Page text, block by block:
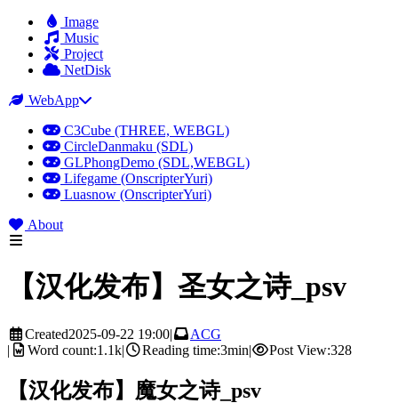
Image
Music
Project
NetDisk
WebApp
C3Cube (THREE, WEBGL)
CircleDanmaku (SDL)
GLPhongDemo (SDL,WEBGL)
Lifegame (OnscripterYuri)
Luasnow (OnscripterYuri)
About
【汉化发布】圣女之诗_psv
Created2025-09-22 19:00|
ACG
|
Word count:1.1k| Reading time:3min| Post View:328
【汉化发布】魔女之诗_psv